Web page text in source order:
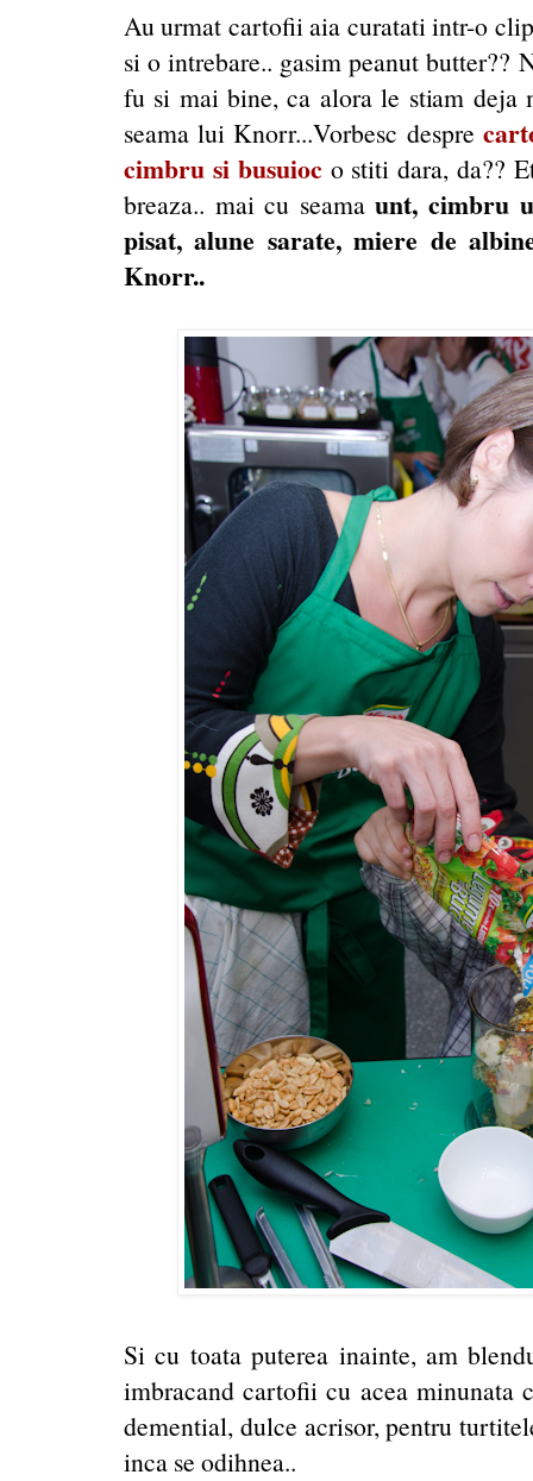
Au urmat cartofii aia curatati intr-o
si o intrebare.. gasim peanut
fu si mai bine, ca alora le stiam deja
seama lui Knorr...Vorbesc despre
cimbru si busuioco stiti dara, da??
breaza.. mai cu seamaunt, cimbru
pisat, alune sarate, miere de
Knorr..
Si cu toata puterea inainte, am
imbracand cartofii cu acea minunata
demential, dulce acrisor, pentru
inca se odihnea..